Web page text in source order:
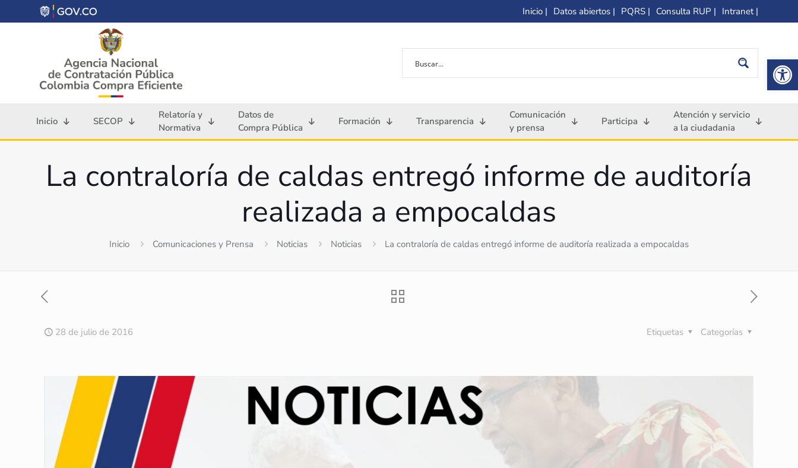
Inicio | Datos abiertos | PQRS | Consulta RUP | Intranet |
Inicio SECOP
Relatoría y
Normativa
Datos de
Compra Pública
Formación Transparencia
Comunicación
y prensa
Participa
Atención y servicio
a la ciudadania
La contraloría de caldas entregó informe de auditoría
realizada a empocaldas
Inicio Comunicaciones y Prensa Noticias Noticias La contraloría de caldas entregó informe de auditoría realizada a empocaldas
28 de julio de 2016 Categorías
Etiquetas